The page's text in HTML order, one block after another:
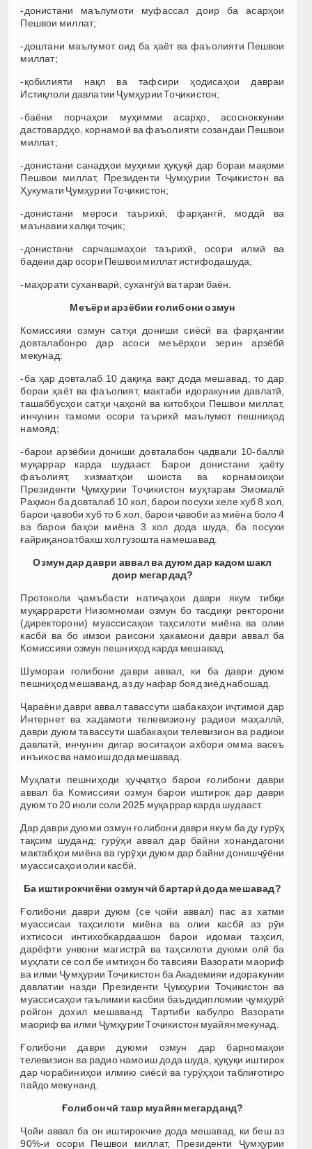
-донистани маълумоти муфассал доир ба асарҳои
Пешвои миллат;
-доштани маълумот оид ба ҳаёт ва фаъолияти Пешвои
миллат;
-қобилияти нақл ва тафсири ҳодисаҳои давраи
Истиқлоли давлатии Ҷумҳурии Тоҷикистон;
-баёни порчаҳои муҳимми асарҳо, асосноккунии
дастовардҳо, корнамоӣ ва фаъолияти созандаи Пешвои
миллат;
-донистани санадҳои муҳими ҳуқуқӣ дар бораи мақоми
Пешвои миллат, Президенти Ҷумҳурии Тоҷикистон ва
Ҳукумати Ҷумҳурии Тоҷикистон;
-донистани мероси таърихӣ, фарҳангӣ, моддӣ ва
маънавии халқи тоҷик;
-донистани сарчашмаҳои таърихӣ, осори илмӣ ва
бадеии дар осори Пешвои миллат истифодашуда;
-маҳорати суханварӣ, сухангӯӣ ва тарзи баён.
Меъёри арзёбии ғолибони озмун
Комиссияи озмун сатҳи дониши сиёсӣ ва фарҳангии
довталабонро дар асоси меъёрҳои зерин арзёбӣ
мекунад:
-ба ҳар довталаб 10 дақиқа вақт дода мешавад, то дар
бораи ҳаёт ва фаъолият, мактаби идоракунии давлатӣ,
ташаббусҳои сатҳи ҷаҳонӣ ва китобҳои Пешвои миллат,
инчунин тамоми осори таърихӣ маълумот пешниҳод
намояд;
-барои арзёбии дониши довталабон ҷадвали 10-баллӣ
муқаррар карда шудааст. Барои донистани ҳаёту
фаъолият, хизматҳои шоиста ва корнамоиҳои
Президенти Ҷумҳурии Тоҷикистон муҳтарам Эмомалӣ
Раҳмон ба довталаб 10 хол, барои посухи хеле хуб 8 хол,
барои ҷавоби хуб то 6 хол, барои ҷавоби аз миёна боло 4
ва барои баҳои миёна 3 хол дода шуда, ба посухи
ғайриқаноатбахш хол гузошта намешавад.
Озмун дар даври аввал ва дуюм дар кадом шакл
доир мегардад?
Протоколи ҷамъбасти натиҷаҳои даври якум тибқи
муқаррароти Низомномаи озмун бо тасдиқи ректорони
(директорони) муассисаҳои таҳсилоти миёна ва олии
касбӣ ва бо имзои раисони ҳакамони даври аввал ба
Комиссияи озмун пешниҳод карда мешавад.
Шумораи ғолибони даври аввал, ки ба даври дуюм
пешниҳод мешаванд, аз ду нафар бояд зиёд набошад.
Ҷараёни даври аввал тавассути шабакаҳои иҷтимоӣ дар
Интернет ва хадамоти телевизиону радиои маҳаллӣ,
даври дуюм тавассути шабакаҳои телевизион ва радиои
давлатӣ, инчунин дигар воситаҳои ахбори омма васеъ
инъикос ва намоиш дода мешавад.
Муҳлати пешниҳоди ҳуҷҷатҳо барои ғолибони даври
аввал ба Комиссияи озмун барои иштирок дар даври
дуюм то 20 июли соли 2025 муқаррар карда шудааст.
Дар даври дуюми озмун ғолибони даври якум ба ду гурӯҳ
тақсим шуданд: гурӯҳи аввал дар байни хонандагони
мактабҳои миёна ва гурӯҳи дуюм дар байни донишҷӯёни
муассисаҳои олии касбӣ.
Ба иштирокчиёни озмун чӣ бартарӣ дода мешавад?
Ғолибони даври дуюм (се ҷойи аввал) пас аз хатми
муассисаи таҳсилоти миёна ва олии касбӣ аз рӯи
ихтисоси интихобкардаашон барои идомаи таҳсил,
дарёфти унвони магистрӣ ва таҳсилоти дуюми олӣ ба
муҳлати се сол бе имтиҳон бо тавсияи Вазорати маориф
ва илми Ҷумҳурии Тоҷикистон ба Академияи идоракунии
давлатии назди Президенти Ҷумҳурии Тоҷикистон ва
муассисаҳои таълимии касбии баъдидипломии ҷумҳурӣ
ройгон дохил мешаванд. Тартиби кабулро Вазорати
маориф ва илми Ҷумҳурии Тоҷикистон муайян мекунад.
Ғолибони даври дуюми озмун дар барномаҳои
телевизион ва радио намоиш дода шуда, ҳуқуқи иштирок
дар чорабиниҳои илмию сиёсӣ ва гурӯҳҳои таблиғотиро
пайдо мекунанд.
Ғолибон чӣ тавр муайян мегарданд?
Ҷойи аввал ба он иштирокчие дода мешавад, ки беш аз
90%-и осори Пешвои миллат, Президенти Ҷумҳурии